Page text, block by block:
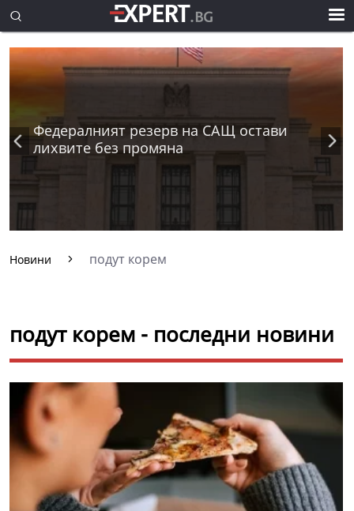
Федералният резерв на САЩ остави
лихвите без промяна
Новини подут корем
подут корем - последни новини